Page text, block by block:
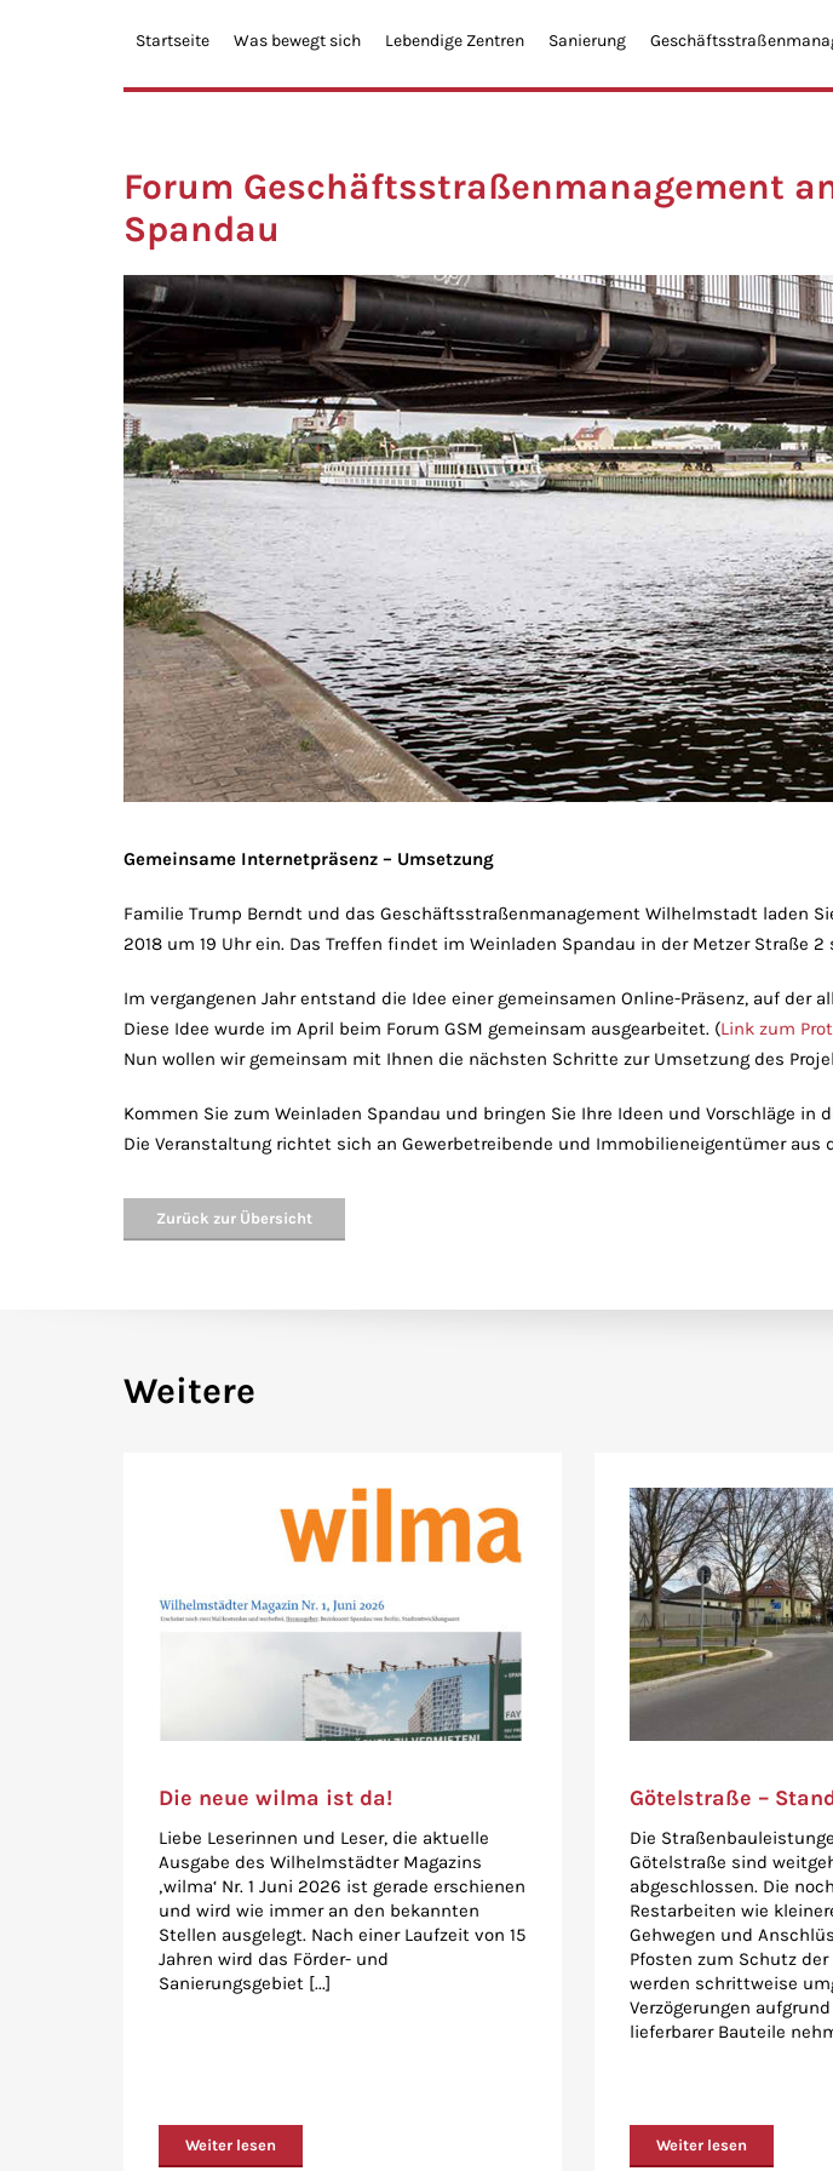
Startseite Was bewegt sich Lebendige Zentren Sanierung
Forum Geschäftsstraßenmanagement
Spandau
Gemeinsame Internetpräsenz – Umsetzung
Familie Trump Berndt und das Geschäftsstraßenmanagement Wilhelmstadt laden
2018 um 19 Uhr ein. Das Treffen findet im Weinladen Spandau in der Metzer Straße
Im vergangenen Jahr entstand die Idee einer gemeinsamen Online-Präsenz, auf
Diese Idee wurde im April beim Forum GSM gemeinsam ausgearbeitet. (Link zum
Nun wollen wir gemeinsam mit Ihnen die nächsten Schritte zur Umsetzung des
Kommen Sie zum Weinladen Spandau und bringen Sie Ihre Ideen und Vorschläge in
Die Veranstaltung richtet sich an Gewerbetreibende und Immobilieneigentümer
Zurück zur Übersicht
Weitere
Die neue wilma ist da!
Liebe Leserinnen und Leser, die aktuelle
Ausgabe des Wilhelmstädter Magazins
‚wilma‘ Nr. 1 Juni 2026 ist gerade erschienen
und wird wie immer an den bekannten
Stellen ausgelegt. Nach einer Laufzeit von 15
Jahren wird das Förder- und
Sanierungsgebiet [...]
Weiter lesen
Götelstraße –
Die
Götelstraße sind
abgeschlossen. Die
Restarbeiten wie
Gehwegen und
Pfosten zum Schutz
werden schrittweise
Verzögerungen
lieferbarer Bauteile
Weiter lesen